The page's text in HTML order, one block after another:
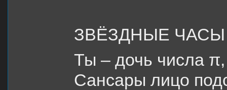
ЗВЁЗДНЫЕ ЧАСЫ
Ты – дочь числа
Сансары лицо